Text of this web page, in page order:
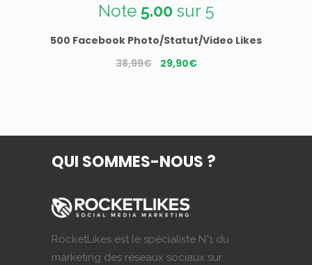
Note 5.00sur 5
500 Facebook Photo/Statut/Video Likes
38,99€ Le
38,99€.
29,90€Le
29,90€.
QUI SOMMES-NOUS ?
RocketLikes est le spécialiste N°1 du
marketing des réseaux sociaux sur